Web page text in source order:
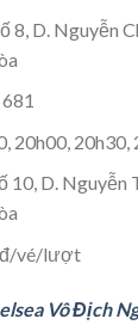
8, D. Nguyễn
20h00, 20h30,
10, D. Nguyễn
vé/lượt
Vô Địch